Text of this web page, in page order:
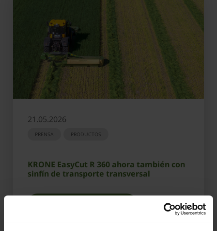
21.05.2026
PRENSA PRODUCTOS
KRONE EasyCut R 360 ahora también con
sinfín de transporte transversal